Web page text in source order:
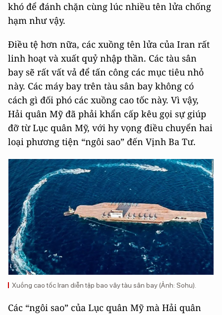
khó để đánh chặn cùng lúc nhiều tên lửa chống
hạm như vậy.
Điều tệ hơn nữa, các xuồng tên lửa của Iran rất
linh hoạt và xuất quỷ nhập thần. Các tàu sân
bay sẽ rất vất vả để tấn công các mục tiêu nhỏ
này. Các máy bay trên tàu sân bay không có
cách gì đối phó các xuồng cao tốc này. Vì vậy,
Hải quân Mỹ đã phải khẩn cấp kêu gọi sự giúp
đỡ từ Lục quân Mỹ, với hy vọng điều chuyển hai
loại phương tiện “ngôi sao” đến Vịnh Ba Tư.
Xuồng cao tốc Iran diễn tập bao vây tàu sân bay (Ảnh: Sohu).
Các “ngôi sao” của Lục quân Mỹ mà Hải quân